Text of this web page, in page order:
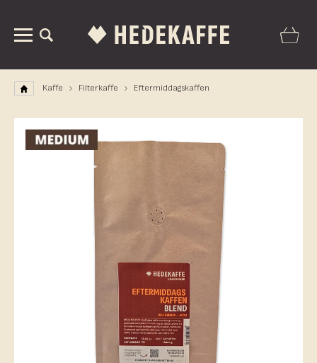
Kaffe Filterkaffe Eftermiddagskaffen